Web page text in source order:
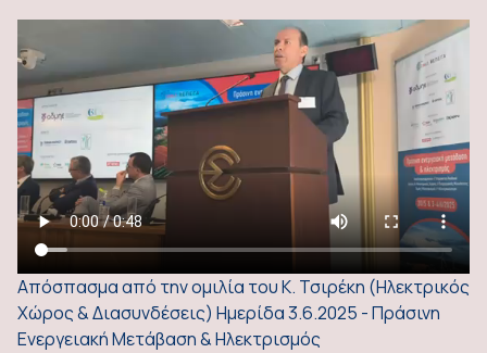
Απόσπασμα από την ομιλία του Κ. Τσιρέκη (Ηλεκτρικός
Χώρος & Διασυνδέσεις) Ημερίδα 3.6.2025 - Πράσινη
Ενεργειακή Μετάβαση & Ηλεκτρισμός